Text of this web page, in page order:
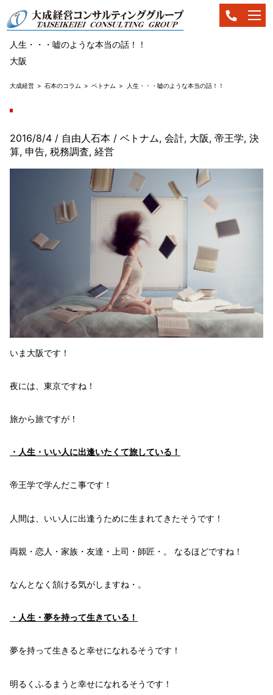
人生・・・嘘のような本当の話！！
大阪
大成経営 石本のコラム ベトナム 人生・・・嘘のような本当の話！！
2016/8/4 / 自由人石本 / ベトナム, 会計, 大阪, 帝王学, 決
算, 申告, 税務調査, 経営
いま大阪です！
夜には、東京ですね！
旅から旅ですが！
・人生・ いい人に出逢いたくて旅している！
帝王学で学んだこ事です！
人間は、 いい人に出逢うために生まれてきたそうです！
両親・恋人・家族・友達・上司・師匠・。 なるほどですね！
なんとなく頷ける気がしますね・。
・人生・ 夢を持って生きている！
夢を持って生きると幸せになれるそうです！
明るく ふるまうと幸せになれるそうです！